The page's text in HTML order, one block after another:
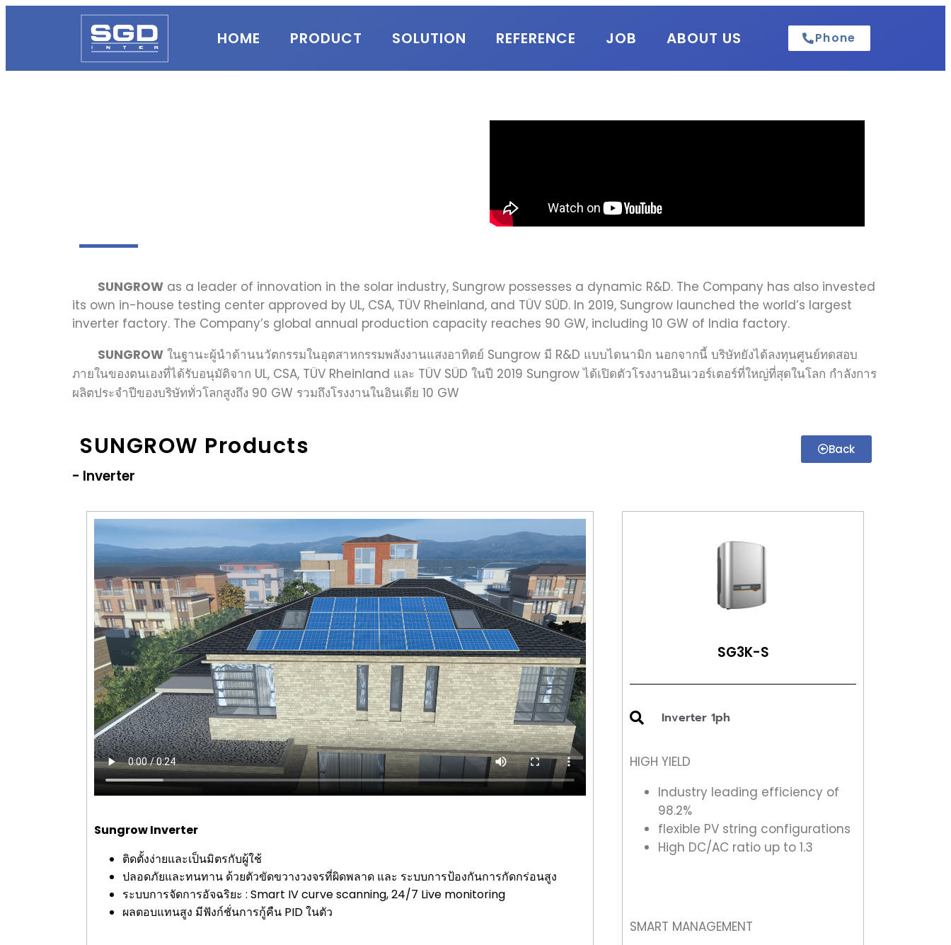
HOME PRODUCT SOLUTION REFERENCE JOB ABOUT US Phone
SUNGROW as a leader of innovation in the solar industry, Sungrow possesses a dynamic R&D. The Company has also invested
its own in-house testing center approved by UL, CSA, TÜV Rheinland, and TÜV SÜD. In 2019, Sungrow launched the world’s largest
inverter factory. The Company’s global annual production capacity reaches 90 GW, including 10 GW of India factory.
SUNGROW ในฐานะผู้นำด้านนวัตกรรมในอุตสาหกรรมพลังงานแสงอาทิตย์ Sungrow มี R&D แบบไดนามิก นอกจากนี้ บริษัทยังได้ลงทุนศูนย์ทดสอบ
ภายในของตนเองที่ได้รับอนุมัติจาก UL, CSA, TÜV Rheinland และ TÜV SÜD ในปี 2019 Sungrow ได้เปิดตัวโรงงานอินเวอร์เตอร์ที่ใหญ่ที่สุดในโลก กำลังการ
ผลิตประจำปีของบริษัททั่วโลกสูงถึง 90 GW รวมถึงโรงงานในอินเดีย 10 GW
SUNGROW Products Back
- Inverter
Sungrow Inverter
ติดตั้งง่ายและเป็นมิตรกับผู้ใช้
ปลอดภัยและทนทาน ด้วยตัวขัดขวางวงจรที่ผิดพลาด และ ระบบการป้องกันการกัดกร่อนสูง
ระบบการจัดการอัจฉริยะ : Smart IV curve scanning, 24/7 Live monitoring
ผลตอบแทนสูง มีฟังก์ชั่นการกู้คืน PID ในตัว
SG3K-S
Inverter 1ph
HIGH YIELD
Industry leading efficiency of
98.2%
flexible PV string configurations
High DC/AC ratio up to 1.3
SMART MANAGEMENT